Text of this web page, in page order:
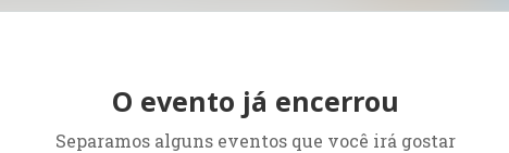
O evento já encerrou
Separamos alguns eventos que você irá gostar